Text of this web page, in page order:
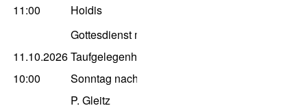
11:00
Hoidis
11.10.2026
10:00
Gottesdienst mit
Taufgelegenheit zum 19.
Sonntag nach Trinitatis,
P. Gleitz